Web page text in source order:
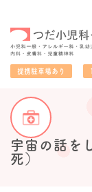
提携駐車場あり
宇宙の話を
死）